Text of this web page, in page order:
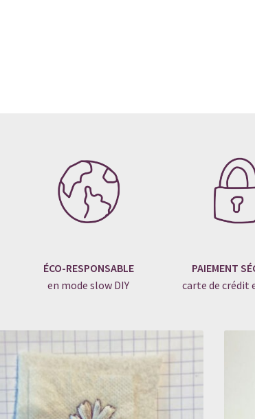
ÉCO-RESPONSABLE
en mode slow DIY
PAIEMENT
carte de crédit